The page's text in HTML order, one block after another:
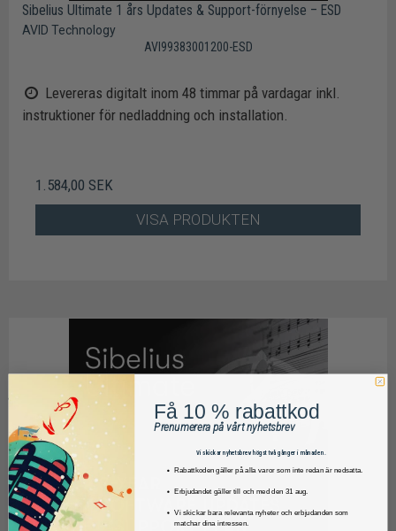
Sibelius Ultimate 1 års Updates & Support-förnyelse – ESD
AVID Technology
AVI99383001200-ESD
Levereras digitalt inom 48 timmar på vardagar inkl.
instruktioner för nedladdning och installation.
1.584,00 SEK
VISA PRODUKTEN
Få 10 % rabattkod
Prenumerera på vårt nyhetsbrev
Vi skickar nyhetsbrev högst två gånger i månaden.
Rabattkoden gäller på alla varor som inte redan är nedsatta.
Erbjudandet gäller till och med den 31 aug.
Vi skickar bara relevanta nyheter och erbjudanden som
matchar dina intressen.